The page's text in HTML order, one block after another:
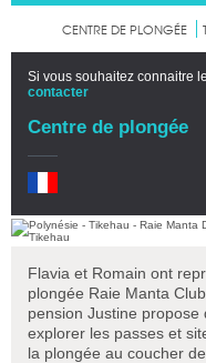
CENTRE DE PLONGÉE
Si vous souhaitez connaitre
contacter
Centre de plongée
Flavia et Romain ont
plongée Raie Manta
pension Justine
explorer les passes et
la plongée au coucher